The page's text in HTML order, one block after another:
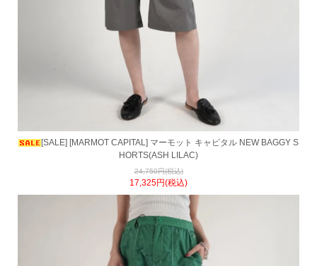
[SALE] [MARMOT CAPITAL] マーモット キャピタル NEW BAGGY S
HORTS(ASH LILAC)
24,750円(税込)
17,325円(税込)